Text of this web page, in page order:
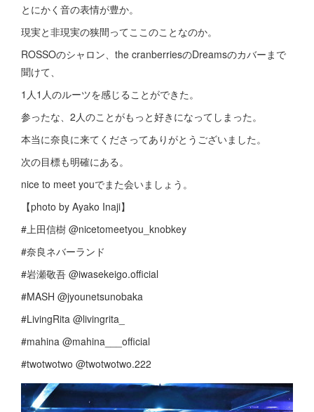
とにかく音の表情が豊か。
現実と非現実の狭間ってここのことなのか。
ROSSOのシャロン、the cranberriesのDreamsのカバーまで
聞けて、
1人1人のルーツを感じることができた。
参ったな、2人のことがもっと好きになってしまった。
本当に奈良に来てくださってありがとうございました。
次の目標も明確にある。
nice to meet youでまた会いましょう。
【photo by Ayako Inaji】
#上田信樹 @nicetomeetyou_knobkey
#奈良ネバーランド
#岩瀬敬吾 @iwasekeigo.official
#MASH @jyounetsunobaka
#LivingRita @livingrita_
#mahina @mahina___official
#twotwotwo @twotwotwo.222